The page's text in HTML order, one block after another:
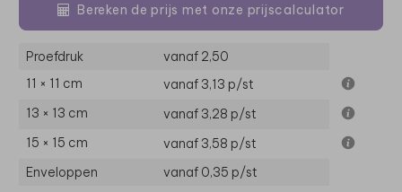
Bereken de prijs met onze prijscalculator
Proefdruk
vanaf 2,50
11 × 11 cm
vanaf 3,13 p/st
13 × 13 cm
vanaf 3,28 p/st
15 × 15 cm
vanaf 3,58 p/st
Enveloppen
vanaf 0,35 p/st